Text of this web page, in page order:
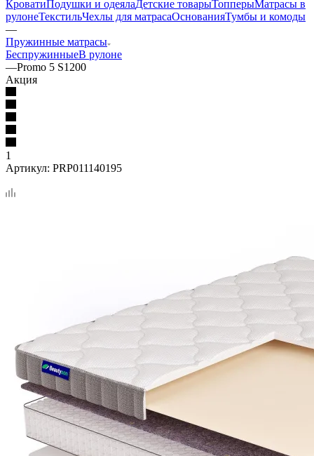
КроватиПодушки и одеялаДетские товарыТопперыМатрасы в
рулонеТекстильЧехлы для матрасаОснованияТумбы и комоды
—
Пружинные матрасы
БеспружинныеВ рулоне
—Promo 5 S1200
Акция
1
Артикул: PRP011140195